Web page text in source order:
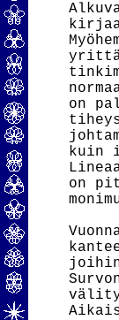
on
kuin
on